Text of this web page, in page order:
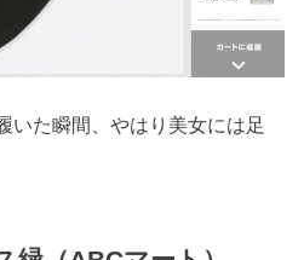
いた瞬間、やはり美女には足